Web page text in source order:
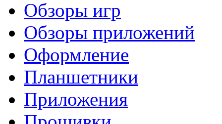
Обзоры игр
Обзоры приложений
Оформление
Планшетники
Приложения